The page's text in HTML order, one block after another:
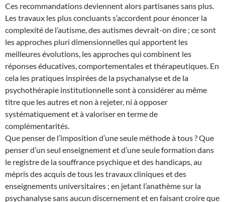
Ces recommandations deviennent alors partisanes sans plus.
Les travaux les plus concluants s’accordent pour énoncer la
complexité de l’autisme, des autismes devrait-on dire ; ce sont
les approches pluri dimensionnelles qui apportent les
meilleures évolutions, les approches qui combinent les
réponses éducatives, comportementales et thérapeutiques. En
cela les pratiques inspirées de la psychanalyse et de la
psychothérapie institutionnelle sont à considérer au même
titre que les autres et non à rejeter, ni à opposer
systématiquement et à valoriser en terme de
complémentarités.
Que penser de l’imposition d’une seule méthode à tous ? Que
penser d’un seul enseignement et d’une seule formation dans
le registre de la souffrance psychique et des handicaps, au
mépris des acquis de tous les travaux cliniques et des
enseignements universitaires ; en jetant l’anathème sur la
psychanalyse sans aucun discernement et en faisant croire que